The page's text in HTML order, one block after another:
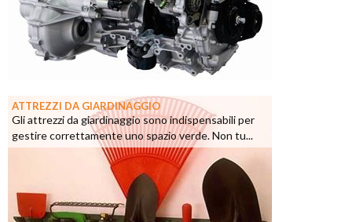
ATTREZZI DA GIARDINAGGIO
Gli attrezzi da giardinaggio sono indispensabili per
gestire correttamente uno spazio verde. Non tu...